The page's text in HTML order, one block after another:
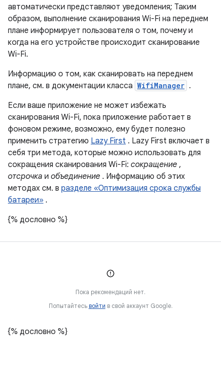
автоматически представляют уведомления; Таким
образом, выполнение сканирования Wi-Fi на переднем
плане информирует пользователя о том, почему и
когда на его устройстве происходит сканирование
Wi-Fi.
Информацию о том, как сканировать на переднем
плане, см. в документации класса WifiManager .
Если ваше приложение не может избежать
сканирования Wi-Fi, пока приложение работает в
фоновом режиме, возможно, ему будет полезно
применить стратегию Lazy First . Lazy First включает в
себя три метода, которые можно использовать для
сокращения сканирования Wi-Fi: сокращение ,
отсрочка и объединение . Информацию об этих
методах см. в разделе «Оптимизация срока службы
батареи» .
{% дословно %}
Пока рекомендаций нет.
Попытайтесь войти в свой аккаунт Google.
{% дословно %}